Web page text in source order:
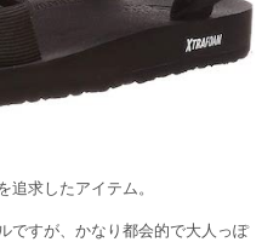
追求したアイテム。
ですが、かなり都会的で大人っぽ